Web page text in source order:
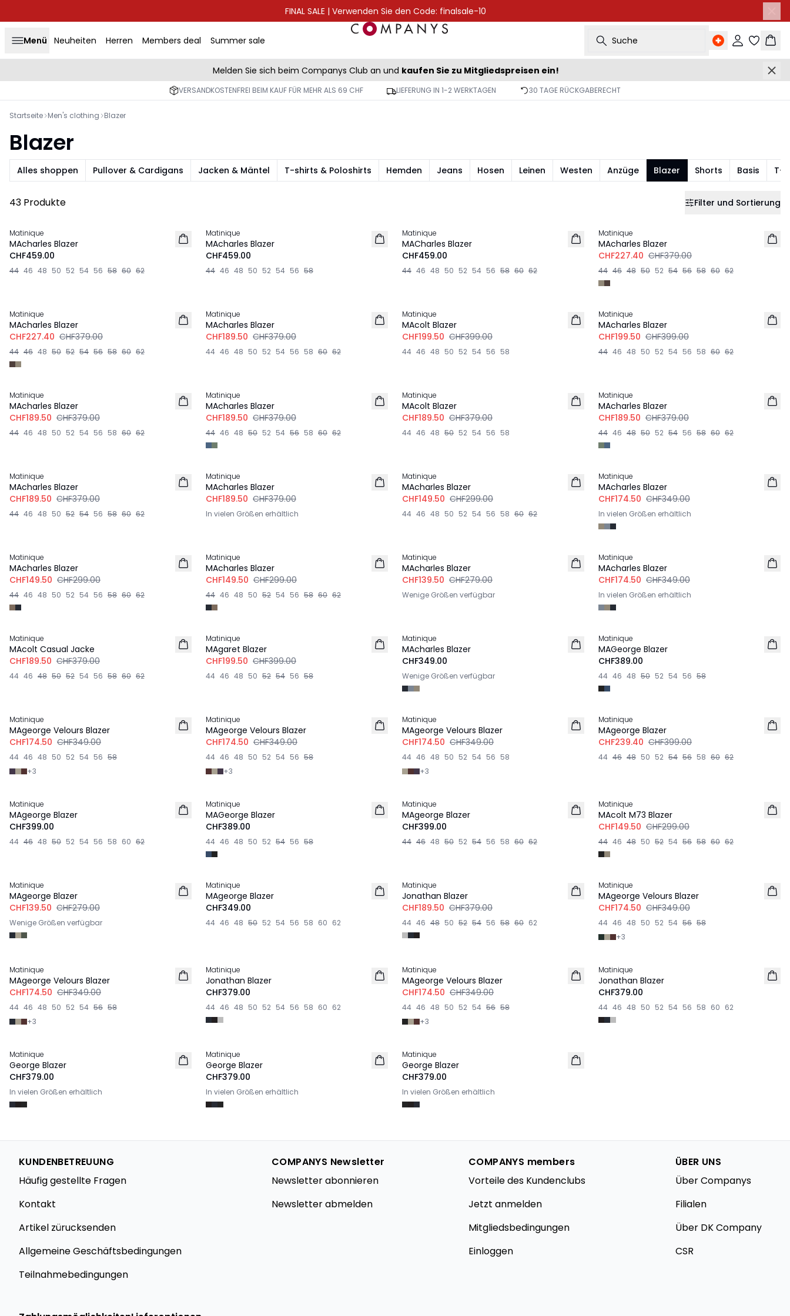
FINAL SALE | Verwenden Sie den Code: finalsale-10
Menü Neuheiten Herren Members deal Summer sale Suche Einloggen
Melden Sie sich beim Companys Club an und kaufen Sie zu Mitgliedspreisen ein!
VERSANDKOSTENFREI BEIM KAUF FÜR MEHR ALS 69 CHF LIEFERUNG IN 1-2 WERKTAGEN 30 TAGE RÜCKGABERECHT
Startseite Men's clothing Blazer
Blazer
Alles shoppen Pullover & Cardigans Jacken & Mäntel T-shirts & Poloshirts Hemden Jeans Hosen Leinen Westen Anzüge Blazer Shorts Basis T-
43 Produkte Filter und Sortierung
NEU
Matinique
MAcharles Blazer
CHF459.00
44 46 48 50 52 54 56 58 60 62
NEU
Matinique
MAcharles Blazer
CHF459.00
44 46 48 50 52 54 56 58
NEU
Matinique
MACharles Blazer
CHF459.00
44 46 48 50 52 54 56 58 60 62
LEINEN
Matinique
MAcharles Blazer
CHF227.40 CHF379.00
44 46 48 50 52 54 56 58 60 62
LEINEN
Matinique
MAcharles Blazer
CHF227.40 CHF379.00
44 46 48 50 52 54 56 58 60 62
Matinique
MAcharles Blazer
CHF189.50 CHF379.00
44 46 48 50 52 54 56 58 60 62
Matinique
MAcolt Blazer
CHF199.50 CHF399.00
44 46 48 50 52 54 56 58
Matinique
MAcharles Blazer
CHF199.50 CHF399.00
44 46 48 50 52 54 56 58 60 62
Matinique
MAcharles Blazer
CHF189.50 CHF379.00
44 46 48 50 52 54 56 58 60 62
Matinique
MAcharles Blazer
CHF189.50 CHF379.00
44 46 48 50 52 54 56 58 60 62
LEINEN
Matinique
MAcolt Blazer
CHF189.50 CHF379.00
44 46 48 50 52 54 56 58
Matinique
MAcharles Blazer
CHF189.50 CHF379.00
44 46 48 50 52 54 56 58 60 62
LEINEN
Matinique
MAcharles Blazer
CHF189.50 CHF379.00
44 46 48 50 52 54 56 58 60 62
Matinique
MAcharles Blazer
CHF189.50 CHF379.00
In vielen Größen erhältlich
Matinique
MAcharles Blazer
CHF149.50 CHF299.00
44 46 48 50 52 54 56 58 60 62
Matinique
MAcharles Blazer
CHF174.50 CHF349.00
In vielen Größen erhältlich
Matinique
MAcharles Blazer
CHF149.50 CHF299.00
44 46 48 50 52 54 56 58 60 62
Matinique
MAcharles Blazer
CHF149.50 CHF299.00
44 46 48 50 52 54 56 58 60 62
Matinique
MAcharles Blazer
CHF139.50 CHF279.00
Wenige Größen verfügbar
Matinique
MAcharles Blazer
CHF174.50 CHF349.00
In vielen Größen erhältlich
LEINEN
Matinique
MAcolt Casual Jacke
CHF189.50 CHF379.00
44 46 48 50 52 54 56 58 60 62
Matinique
MAgaret Blazer
CHF199.50 CHF399.00
44 46 48 50 52 54 56 58
Matinique
MAcharles Blazer
CHF349.00
Wenige Größen verfügbar
Matinique
MAGeorge Blazer
CHF389.00
44 46 48 50 52 54 56 58
Matinique
MAgeorge Velours Blazer
CHF174.50 CHF349.00
44 46 48 50 52 54 56 58
+3
Matinique
MAgeorge Velours Blazer
CHF174.50 CHF349.00
44 46 48 50 52 54 56 58
+3
Matinique
MAgeorge Velours Blazer
CHF174.50 CHF349.00
44 46 48 50 52 54 56 58
+3
Matinique
MAgeorge Blazer
CHF239.40 CHF399.00
44 46 48 50 52 54 56 58 60 62
Matinique
MAgeorge Blazer
CHF399.00
44 46 48 50 52 54 56 58 60 62
Matinique
MAGeorge Blazer
CHF389.00
44 46 48 50 52 54 56 58
Matinique
MAgeorge Blazer
CHF399.00
44 46 48 50 52 54 56 58 60 62
Matinique
MAcolt M73 Blazer
CHF149.50 CHF299.00
44 46 48 50 52 54 56 58 60 62
Matinique
MAgeorge Blazer
CHF139.50 CHF279.00
Wenige Größen verfügbar
Matinique
MAgeorge Blazer
CHF349.00
44 46 48 50 52 54 56 58 60 62
Matinique
Jonathan Blazer
CHF189.50 CHF379.00
44 46 48 50 52 54 56 58 60 62
Matinique
MAgeorge Velours Blazer
CHF174.50 CHF349.00
44 46 48 50 52 54 56 58
+3
Matinique
MAgeorge Velours Blazer
CHF174.50 CHF349.00
44 46 48 50 52 54 56 58
+3
Matinique
Jonathan Blazer
CHF379.00
44 46 48 50 52 54 56 58 60 62
Matinique
MAgeorge Velours Blazer
CHF174.50 CHF349.00
44 46 48 50 52 54 56 58
+3
Matinique
Jonathan Blazer
CHF379.00
44 46 48 50 52 54 56 58 60 62
Matinique
George Blazer
CHF379.00
In vielen Größen erhältlich
Matinique
George Blazer
CHF379.00
In vielen Größen erhältlich
Matinique
George Blazer
CHF379.00
In vielen Größen erhältlich
KUNDENBETREUUNG
Häufig gestellte Fragen
Kontakt
Artikel zürucksenden
Allgemeine Geschäftsbedingungen
Teilnahmebedingungen
COMPANYS Newsletter
Newsletter abonnieren
Newsletter abmelden
COMPANYS members
Vorteile des Kundenclubs
Jetzt anmelden
Mitgliedsbedingungen
Einloggen
ÜBER UNS
Über Companys
Filialen
Über DK Company
CSR